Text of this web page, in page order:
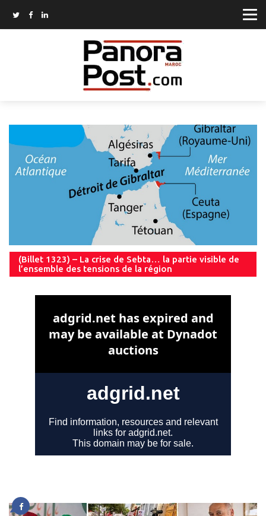
(Billet 1323) – La crise de Sebta… la partie visible de
l’ensemble des tensions de la région